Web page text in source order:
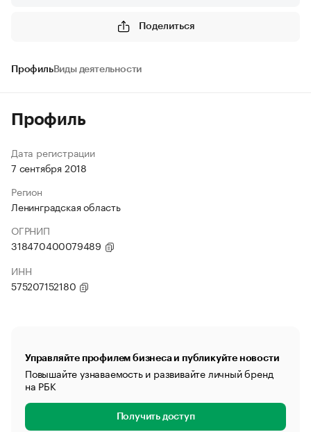
Поделиться
ПрофильВиды деятельности
Профиль
Дата регистрации
7 сентября 2018
Регион
Ленинградская область
ОГРНИП
318470400079489
ИНН
575207152180
Управляйте профилем бизнеса и публикуйте новости
Повышайте узнаваемость и развивайте личный бренд
на РБК
Получить доступ